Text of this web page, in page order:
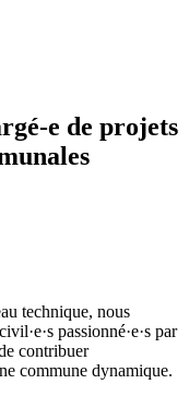
e de projets
technique, nous
passionné·e·s par
contribuer
commune dynamique.